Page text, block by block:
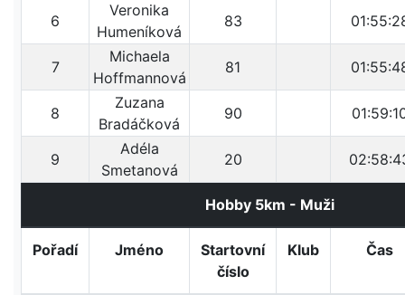
6
Veronika
Humeníková
83
7
Michaela
Hoffmannová
81
8
Zuzana
Bradáčková
90
9
Adéla
Smetanová
20
Hobby 5km - Muži
Pořadí Jméno
Startovní
číslo
Klub Čas